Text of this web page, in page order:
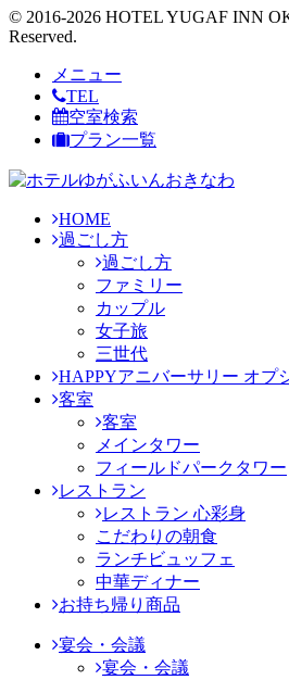
© 2016-2026 HOTEL YUGAF INN
Reserved.
メニュー
TEL
空室検索
プラン一覧
HOME
過ごし方
過ごし方
ファミリー
カップル
女子旅
三世代
HAPPYアニバーサリー オプ
客室
客室
メインタワー
フィールドパークタワー
レストラン
レストラン 心彩身
こだわりの朝食
ランチビュッフェ
中華ディナー
お持ち帰り商品
宴会・会議
宴会・会議